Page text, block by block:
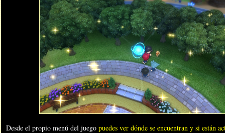
Desde el propio menú del juego puedes ver dónde se encuentran y si están